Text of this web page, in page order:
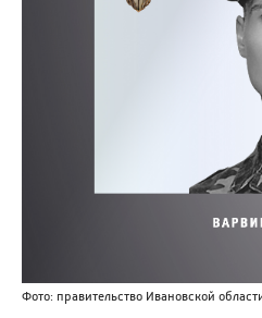
Фото: правительство Ивановской